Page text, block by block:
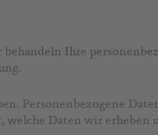
Ihre
Personenbezogene
Daten wir erheben